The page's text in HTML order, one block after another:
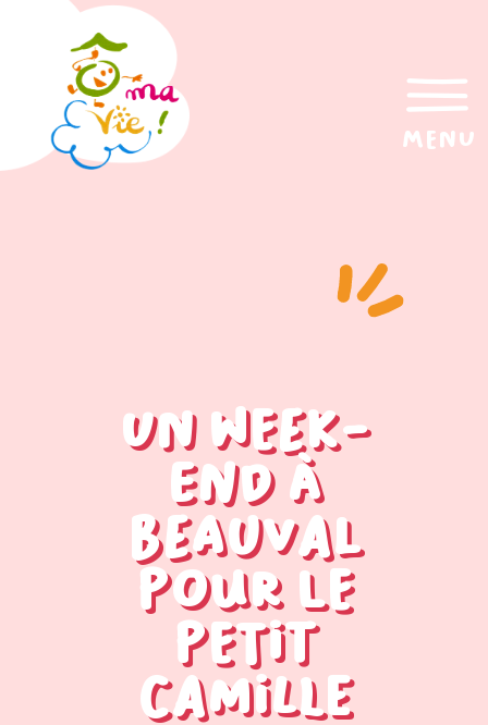
menu
Un week-
end à
Beauval
pour le
petit
Camille